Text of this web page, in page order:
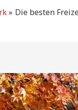
Die besten